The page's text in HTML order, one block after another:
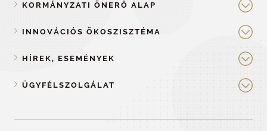
KORMÁNYZATI ÖNERŐ ALAP
INNOVÁCIÓS ÖKOSZISZTÉMA
HÍREK, ESEMÉNYEK
ÜGYFÉLSZOLGÁLAT